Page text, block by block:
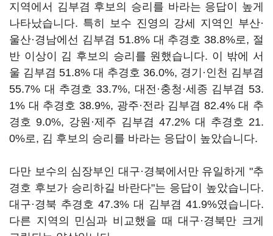
지역에서 김부겸 후보의 승리를 바라는 응답이 높게
나타났습니다. 특히 보수 진영의 강세 지역인 부산·
울산·경남에선 김부겸 51.8% 대 추경호 38.8%로, 절
반 이상이 김 후보의 승리를 원했습니다. 이 밖에 서
울 김부겸 51.8% 대 추경호 36.0%, 경기·인천 김부겸
55.7% 대 추경호 33.7%, 대전·충청·세종 김부겸 53.
1% 대 추경호 38.9%, 광주·전라 김부겸 82.4% 대 추
경호 9.0%, 강원·제주 김부겸 47.2% 대 추경호 21.
0%로, 김 후보의 승리를 바라는 응답이 높았습니다.
다만 보수의 심장부인 대구·경북에서만 유일하게 "추
경호 후보가 승리하길 바란다"는 응답이 높았습니다.
대구·경북 추경호 47.3% 대 김부겸 41.9%였습니다.
다른 지역의 민심과 비교했을 때 대구·경북만 크게